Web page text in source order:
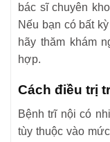
bác sĩ chuyên
Nếu bạn có bất
hãy thăm khám
hợp.
Cách điều trị
Bệnh trĩ nội có
tùy thuộc vào